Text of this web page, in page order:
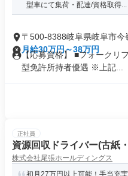
型車にて集荷・配達/資格取得...
〒500-8388岐阜県岐阜市今
月給30万円～38万円
【応募資格】 ■フォークリ
型免許所持者優遇 ※上記...
正社員
資源回収ドライバー(古紙
株式会社尾張ホールディングス
初月27万円以上可能！手当充